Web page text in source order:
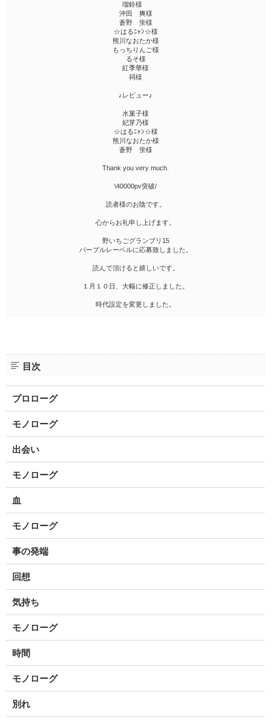
瑠鈴様
沖田 爽様
蒼野 蛍様
☆はるﾆｬﾝ☆様
熊川なおたか様
もっちりんご様
るそ様
紅季華様
祠様
♪レビュー♪
水菓子様
妃芽乃様
☆はるﾆｬﾝ☆様
熊川なおたか様
蒼野 蛍様
Thank you very much.
\40000pv突破/
読者様のお陰です。
心からお礼申し上げます。
野いちごグランプリ15
パープルレーベルに応募致しました。
読んで頂けると嬉しいです。
１月１０日、大幅に修正しました。
時代設定を変更しました。
目次
プロローグ
モノローグ
出会い
モノローグ
血
モノローグ
事の発端
回想
気持ち
モノローグ
時間
モノローグ
別れ